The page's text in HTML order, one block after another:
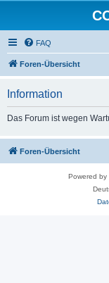
FAQ
Foren-Übersicht
Information
Das Forum ist wegen
Foren-Übersicht
Powered by